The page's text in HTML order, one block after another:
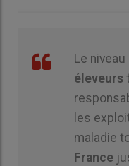
Le
éleveurs
les
maladie
France